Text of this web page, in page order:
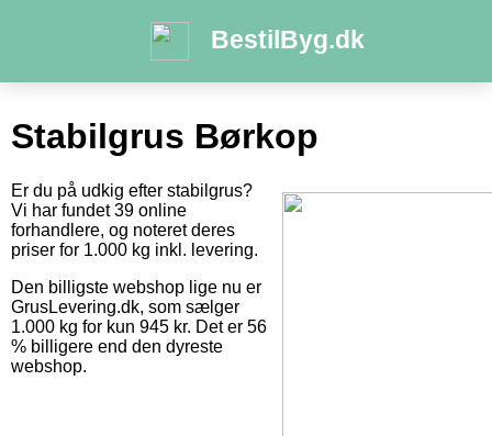
BestilByg.dk
Stabilgrus Børkop
Er du på udkig efter stabilgrus?
Vi har fundet 39 online
forhandlere, og noteret deres
priser for 1.000 kg inkl. levering.
Den billigste webshop lige nu er
GrusLevering.dk, som sælger
1.000 kg for kun 945 kr. Det er 56
% billigere end den dyreste
webshop.